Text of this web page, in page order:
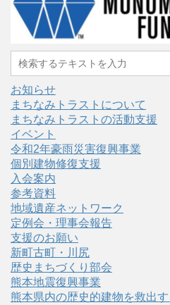
お知らせ
まちなみトラストについて
まちなみトラストの活動支援
イベント
令和2年豪雨災害復興事業
個別建物修復支援
入会案内
参考資料
地域遺産ネットワーク
定例会・理事会報告
支援のお願い
新町古町・川尻
歴史まちづくり部会
熊本地震復興事業
熊本県内の歴史的建物を救出